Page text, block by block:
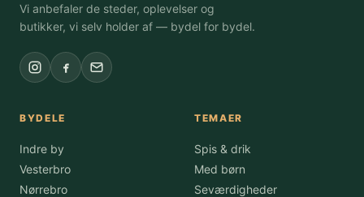
Vi anbefaler de steder, oplevelser og
butikker, vi selv holder af — bydel for bydel.
BYDELE
Indre by
Vesterbro
Nørrebro
TEMAER
Spis & drik
Med børn
Seværdigheder